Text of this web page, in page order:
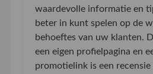
waardevolle informatie en
beter in kunt spelen op de
behoeftes van uw klanten.
een eigen profielpagina en
promotielink is een